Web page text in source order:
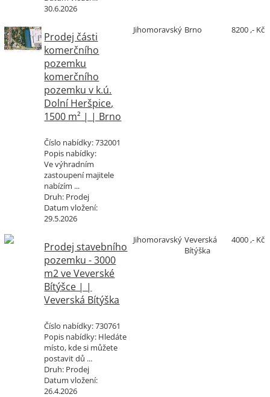
30.6.2026
Prodej části
komerčního
pozemku
komerčního
pozemku v k.ú.
Dolní Heršpice,
1500 m² | | Brno
Číslo nabídky:732001
Popis nabídky:
Ve výhradním
zastoupení majitele
nabízím ...
Druh: Prodej
Datum vložení:
29.5.2026
Jihomoravský Brno 8200 ,- Kč
Prodej stavebního
pozemku - 3000
m2 ve Veverské
Bítýšce | |
Veverská Bítýška
Číslo nabídky:730761
Popis nabídky: Hledáte
místo, kde si můžete
postavit dů ...
Druh: Prodej
Datum vložení:
26.4.2026
Jihomoravský Veverská
Bítýška
4000 ,- Kč